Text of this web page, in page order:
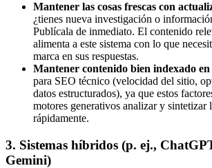
Mantener las cosas frescas con
¿tienes nueva investigación o
Publícala de inmediato. El contenido
alimenta a este sistema con lo que
marca en sus respuestas.
Mantener contenido bien indexado
para SEO técnico (velocidad del sitio,
datos estructurados), ya que estos
motores generativos analizar y sintetizar
rápidamente.
3. Sistemas híbridos (p. ej.,
Gemini)